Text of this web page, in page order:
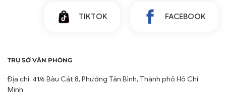
TIKTOK FACEBOOK
TRỤ SỞ VĂN PHÒNG
Địa chỉ: 41/6 Bàu Cát 8, Phường Tân Bình, Thành phố Hồ Chí
Minh